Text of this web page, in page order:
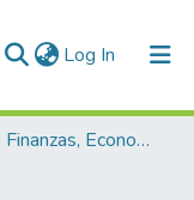
Log In (current)
Escuela de Finanzas, Economía y Gobierno